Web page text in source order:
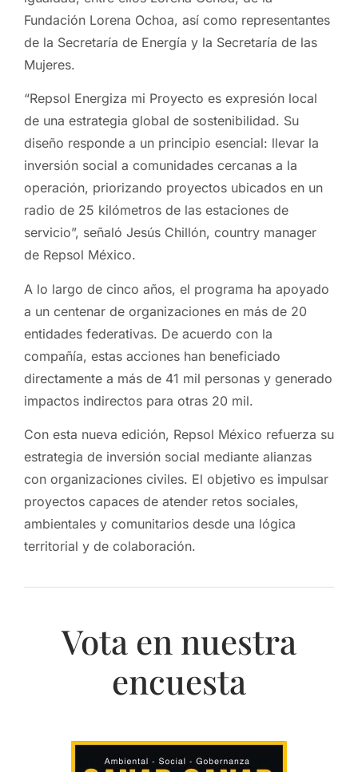
Fundación Lorena Ochoa, así como representantes
de la Secretaría de Energía y la Secretaría de las
Mujeres.
“Repsol Energiza mi Proyecto es expresión local
de una estrategia global de sostenibilidad. Su
diseño responde a un principio esencial: llevar la
inversión social a comunidades cercanas a la
operación, priorizando proyectos ubicados en un
radio de 25 kilómetros de las estaciones de
servicio”, señaló Jesús Chillón, country manager
de Repsol México.
A lo largo de cinco años, el programa ha apoyado
a un centenar de organizaciones en más de 20
entidades federativas. De acuerdo con la
compañía, estas acciones han beneficiado
directamente a más de 41 mil personas y generado
impactos indirectos para otras 20 mil.
Con esta nueva edición, Repsol México refuerza su
estrategia de inversión social mediante alianzas
con organizaciones civiles. El objetivo es impulsar
proyectos capaces de atender retos sociales,
ambientales y comunitarios desde una lógica
territorial y de colaboración.
Vota en nuestra
encuesta